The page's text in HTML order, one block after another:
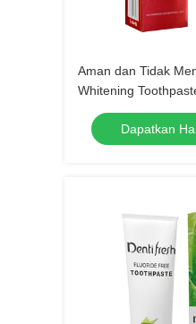
Aman dan Tidak
Whitening
Perlindungan Gigi
Dapatkan